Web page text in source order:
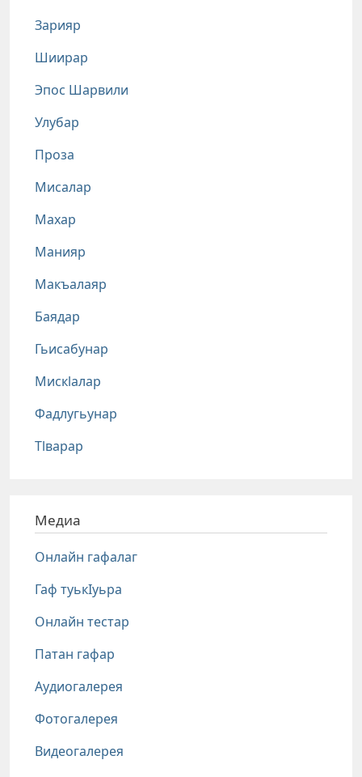
Зарияр
Шиирар
Эпос Шарвили
Улубар
Проза
Мисалар
Махар
Манияр
Макъалаяр
Баядар
Гьисабунар
Мискlалар
Фадлугьунар
Тlварар
Медиа
Онлайн гафалаг
Гаф туькIуьра
Онлайн тестар
Патан гафар
Аудиогалерея
Фотогалерея
Видеогалерея